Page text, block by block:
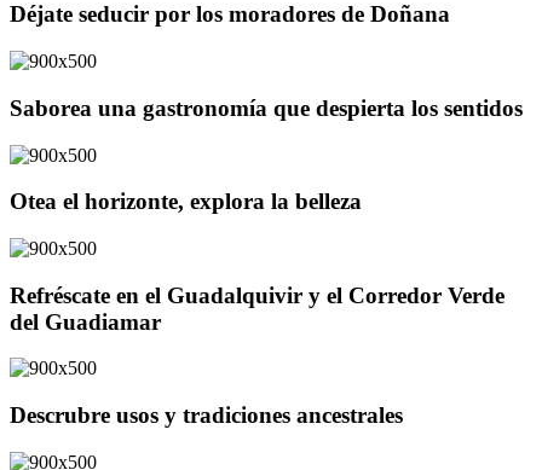
Déjate seducir por los moradores de Doñana
Saborea una gastronomía que despierta los sentidos
Otea el horizonte, explora la belleza
Refréscate en el Guadalquivir y el Corredor Verde
del Guadiamar
Descrubre usos y tradiciones ancestrales